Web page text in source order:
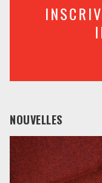
NOUVELLES